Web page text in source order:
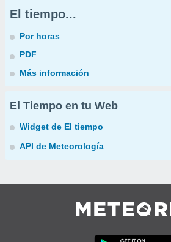
El tiempo...
Por horas
PDF
Más información
El Tiempo en tu Web
Widget de El tiempo
API de Meteorología